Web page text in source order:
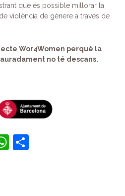
que és possible millorar la
violència de gènere a través de
Wor4Women perquè la
no té descans.
W